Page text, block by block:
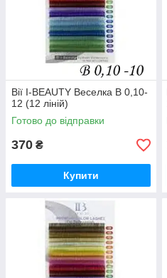
Вії I-BEAUTY Веселка B 0,10-
12 (12 ліній)
Готово до відправки
370 ₴
Купити